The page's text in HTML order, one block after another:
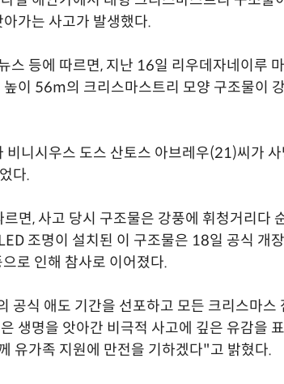
가는 사고가 발생했다.
스 등에 따르면, 지난 16일 리우데자네이루
이 56m의 크리스마스트리 모양 구조물이
비니시우스 도스 산토스 아브레우(21)씨가
다.
면, 사고 당시 구조물은 강풍에 휘청거리다
조명이 설치된 이 구조물은 18일 공식 개
로 인해 참사로 이어졌다.
공식 애도 기간을 선포하고 모든 크리스마스
생명을 앗아간 비극적 사고에 깊은 유감을
유가족 지원에 만전을 기하겠다"고 밝혔다.